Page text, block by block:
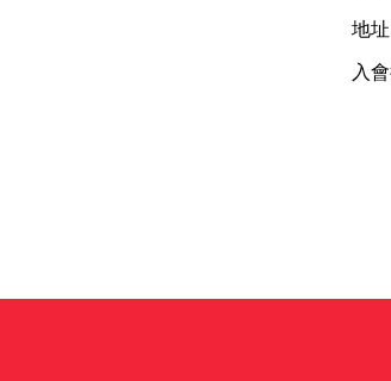
地址
入會
圖書
工會,
表, 勞